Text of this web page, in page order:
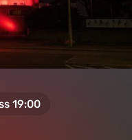
19:00